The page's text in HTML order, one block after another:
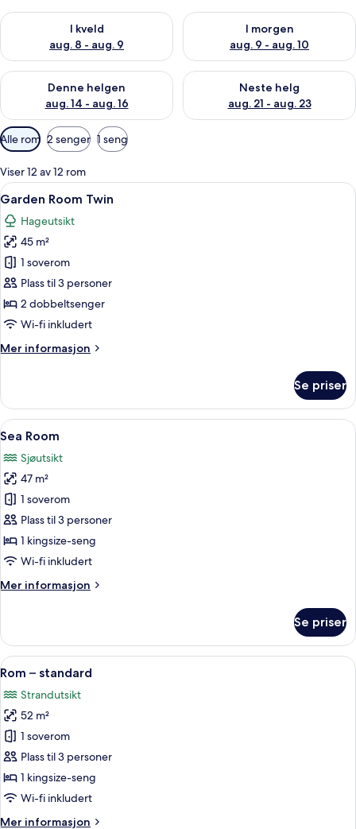
I kveld
aug. 8 - aug. 9
Sjekk tilgjengelighet for i kveld, aug. 8 - aug. 9
I morgen
aug. 9 - aug. 10
Sjekk tilgjengelighet for i
Denne helgen
aug. 14 - aug. 16
Sjekk tilgjengelighet for denne helgen, aug. 14 - aug. 16
Neste helg
aug. 21 - aug. 23
Sjekk tilgjengelighet for
Tilgjengelige
filtre
for
rom
Alle rom 2 senger 1 seng
Viser 12 av 12 rom
Åpne
alle
bildene
av
Garden
Room
Twin
Garden Room Twin | Safe på
11
Garden Room Twin
Hageutsikt
45 m²
1 soverom
Plass til 3 personer
2 dobbeltsenger
Wi-fi inkludert
Mer informasjon
Mer
Room
Twin
Se priser
Åpne
alle
bildene
av
Sea
Room
Sea Room | Safe på rommet,
9
Sea Room
Sjøutsikt
47 m²
1 soverom
Plass til 3 personer
1 kingsize-seng
Wi-fi inkludert
Mer informasjon
Mer
Room
Se priser
Åpne
alle
bildene
av
Rom
–
standard
Rom – standard | Safe på rommet,
15
Rom – standard
Strandutsikt
52 m²
1 soverom
Plass til 3 personer
1 kingsize-seng
Wi-fi inkludert
Mer informasjon
Mer